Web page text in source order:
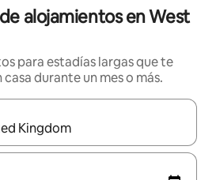
alojamientos en West
para estadías largas que te
durante un mes o más.
estén disponibles, navega con las